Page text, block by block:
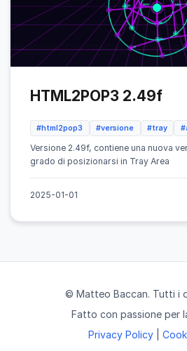
HTML2POP3 2.49f
#html2pop3 #versione #tray
Versione 2.49f, contiene una nuova
grado di posizionarsi in Tray Area
2025-01-01
© Matteo Baccan. Tutti i
Fatto con passione per
Privacy Policy